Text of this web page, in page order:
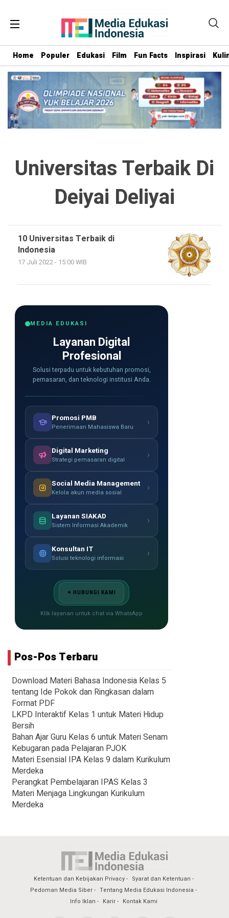
Home Populer Edukasi Film Fun Facts Inspirasi
Universitas Terbaik Di
Deiyai Deliyai
10 Universitas Terbaik di
Indonesia
17 Juli 2022 - 15:00 WIB
MEDIA EDUKASI
Layanan Digital
Profesional
Solusi terpadu untuk kebutuhan promosi,
pemasaran, dan teknologi institusi Anda.
Promosi PMB
Penerimaan Mahasiswa Baru ›
Digital Marketing
Strategi pemasaran digital ›
Social Media Management
Kelola akun media sosial ›
Layanan SIAKAD
Sistem Informasi Akademik ›
Konsultan IT
Solusi teknologi informasi ›
✦ HUBUNGI KAMI
Klik layanan untuk chat via WhatsApp
Pos-Pos Terbaru
Download Materi Bahasa Indonesia Kelas 5
tentang Ide Pokok dan Ringkasan dalam
Format PDF
LKPD Interaktif Kelas 1 untuk Materi Hidup
Bersih
Bahan Ajar Guru Kelas 6 untuk Materi Senam
Kebugaran pada Pelajaran PJOK
Materi Esensial IPA Kelas 9 dalam Kurikulum
Merdeka
Perangkat Pembelajaran IPAS Kelas 3
Materi Menjaga Lingkungan Kurikulum
Merdeka
Ketentuan dan Kebijakan Privacy
Syarat dan Ketentuan
Pedoman Media Siber
Tentang Media Edukasi Indonesia
Info Iklan
Karir Kontak Kami